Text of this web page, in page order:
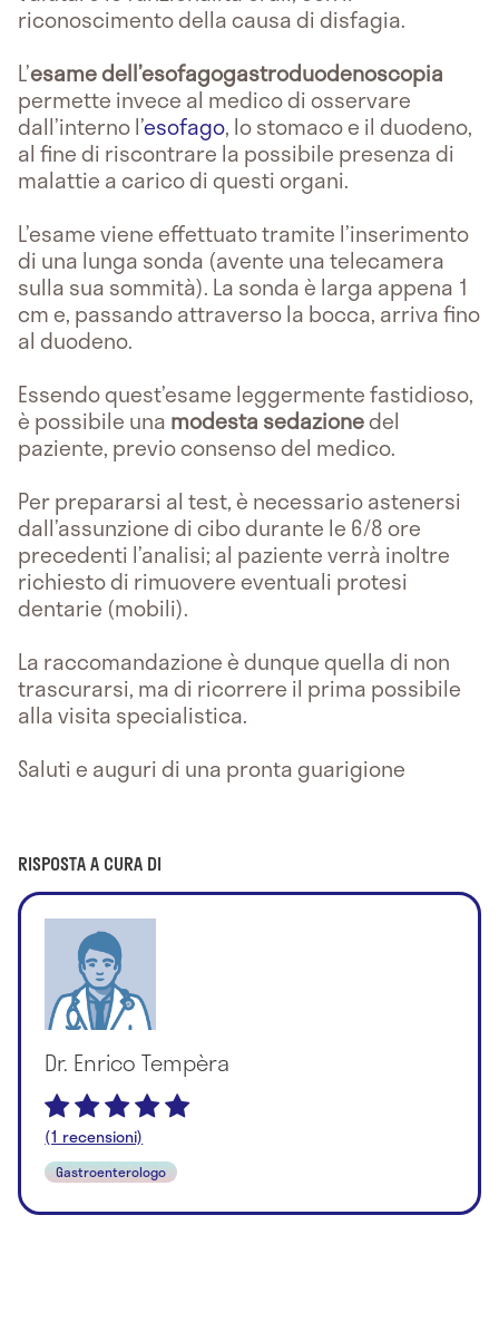
riconoscimento della causa di disfagia.
L’esame dell’esofagogastroduodenoscopia
permette invece al medico di osservare
dall’interno l’esofago, lo stomaco e il duodeno,
al fine di riscontrare la possibile presenza di
malattie a carico di questi organi.
L’esame viene effettuato tramite l’inserimento
di una lunga sonda (avente una telecamera
sulla sua sommità). La sonda è larga appena 1
cm e, passando attraverso la bocca, arriva fino
al duodeno.
Essendo quest’esame leggermente fastidioso,
è possibile una modesta sedazionedel
paziente, previo consenso del medico.
Per prepararsi al test, è necessario astenersi
dall’assunzione di cibo durante le 6/8 ore
precedenti l’analisi; al paziente verrà inoltre
richiesto di rimuovere eventuali protesi
dentarie (mobili).
La raccomandazione è dunque quella di non
trascurarsi, ma di ricorrere il prima possibile
alla visita specialistica.
Saluti e auguri di una pronta guarigione
RISPOSTA A CURA DI
Dr. Enrico Tempèra
(1 recensioni)
Gastroenterologo